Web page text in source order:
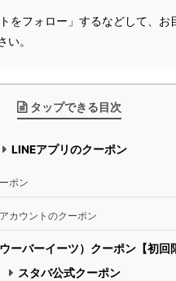
をフォロー」するなどして、お
。
タップできる目次
LINEアプリのクーポン
ポン
カウントのクーポン
ーバーイーツ）クーポン【初回
スタバ公式クーポン